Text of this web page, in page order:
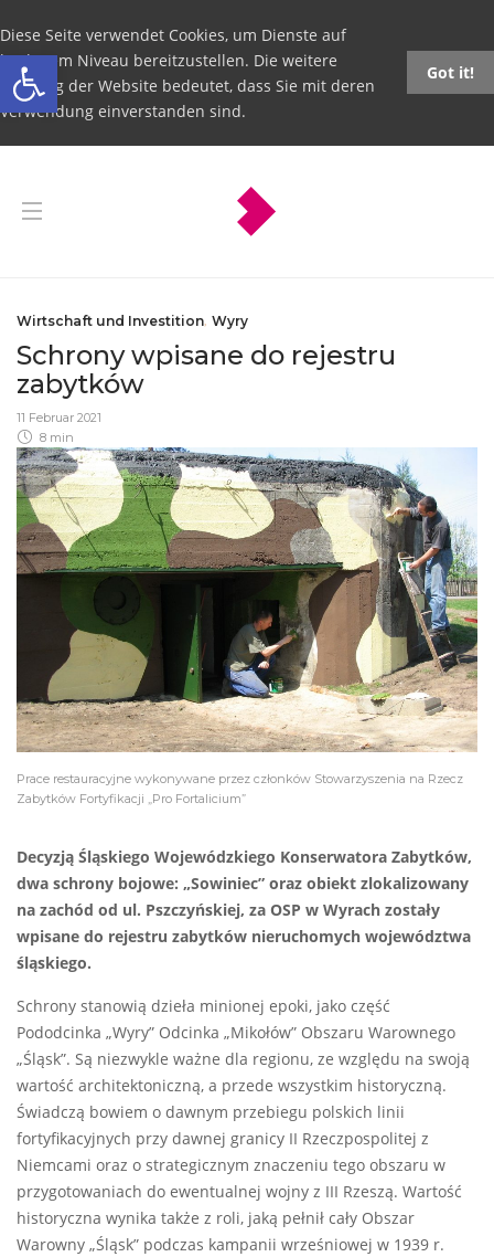
Open toolbar
Diese Seite verwendet Cookies, um Dienste auf
höchstem Niveau bereitzustellen. Die weitere
Nutzung der Website bedeutet, dass Sie mit deren
Verwendung einverstanden sind.
Got it!
Wirtschaft und Investition, Wyry
Schrony wpisane do rejestru
zabytków
11 Februar 2021
8 min
Prace restauracyjne wykonywane przez członków Stowarzyszenia na Rzecz
Zabytków Fortyfikacji „Pro Fortalicium”
Decyzją Śląskiego Wojewódzkiego Konserwatora Zabytków,
dwa schrony bojowe: „Sowiniec” oraz obiekt zlokalizowany
na zachód od ul. Pszczyńskiej, za OSP w Wyrach zostały
wpisane do rejestru zabytków nieruchomych województwa
śląskiego.
Schrony stanowią dzieła minionej epoki, jako część
Pododcinka „Wyry” Odcinka „Mikołów” Obszaru Warownego
„Śląsk”. Są niezwykle ważne dla regionu, ze względu na swoją
wartość architektoniczną, a przede wszystkim historyczną.
Świadczą bowiem o dawnym przebiegu polskich linii
fortyfikacyjnych przy dawnej granicy II Rzeczpospolitej z
Niemcami oraz o strategicznym znaczeniu tego obszaru w
przygotowaniach do ewentualnej wojny z III Rzeszą. Wartość
historyczna wynika także z roli, jaką pełnił cały Obszar
Warowny „Śląsk” podczas kampanii wrześniowej w 1939 r.